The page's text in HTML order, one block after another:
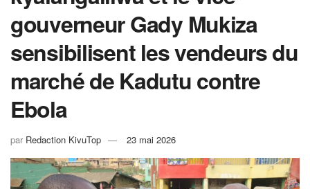
gouverneur Gady Mukiza
sensibilisent les vendeurs du
marché de Kadutu contre
Ebola
par Redaction KivuTop 23 mai 2026